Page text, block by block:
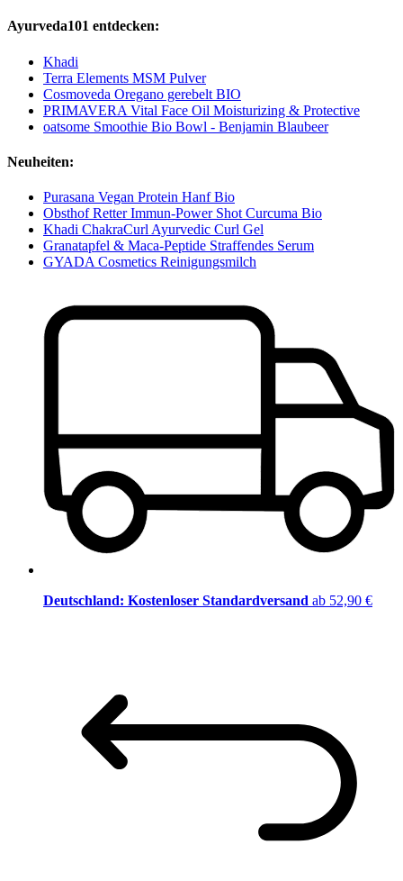
Ayurveda101 entdecken:
Khadi
Terra Elements MSM Pulver
Cosmoveda Oregano gerebelt BIO
PRIMAVERA Vital Face Oil Moisturizing & Protective
oatsome Smoothie Bio Bowl - Benjamin Blaubeer
Neuheiten:
Purasana Vegan Protein Hanf Bio
Obsthof Retter Immun-Power Shot Curcuma Bio
Khadi ChakraCurl Ayurvedic Curl Gel
Granatapfel & Maca-Peptide Straffendes Serum
GYADA Cosmetics Reinigungsmilch
Deutschland: Kostenloser Standardversand ab 52,90 €